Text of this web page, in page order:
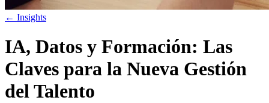
← Insights
IA, Datos y Formación: Las
Claves para la Nueva Gestión
del Talento